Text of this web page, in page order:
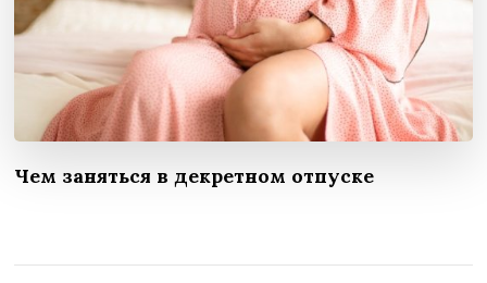
Чем заняться в декретном отпуске